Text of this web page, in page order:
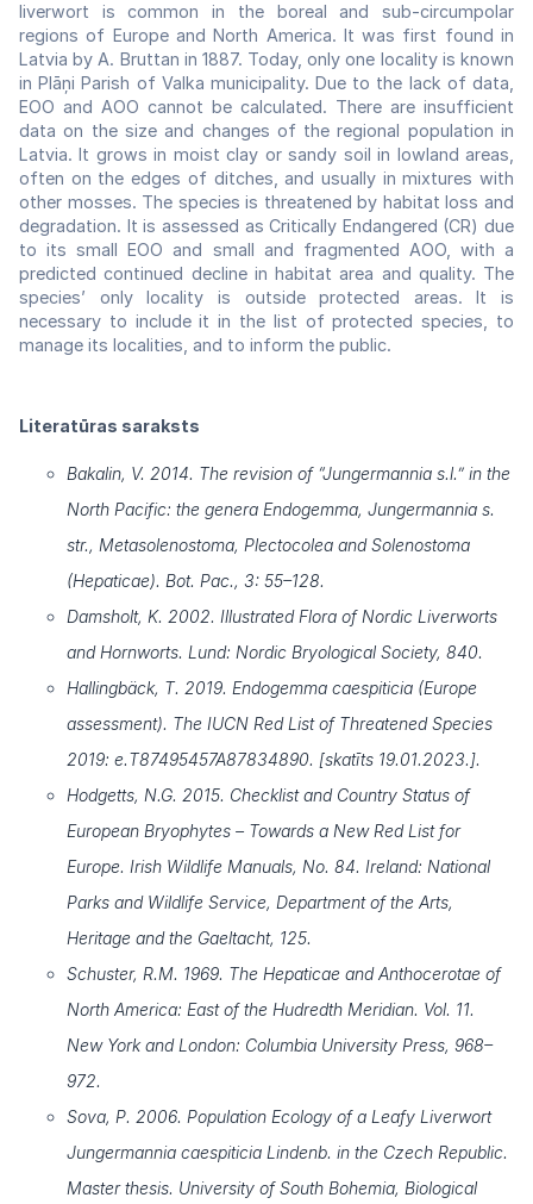
liverwort is common in the boreal and sub-circumpolar
regions of Europe and North America. It was first found in
Latvia by A. Bruttan in 1887. Today, only one locality is known
in Plāņi Parish of Valka municipality. Due to the lack of data,
EOO and AOO cannot be calculated. There are insufficient
data on the size and changes of the regional population in
Latvia. It grows in moist clay or sandy soil in lowland areas,
often on the edges of ditches, and usually in mixtures with
other mosses. The species is threatened by habitat loss and
degradation. It is assessed as Critically Endangered (CR) due
to its small EOO and small and fragmented AOO, with a
predicted continued decline in habitat area and quality. The
species’ only locality is outside protected areas. It is
necessary to include it in the list of protected species, to
manage its localities, and to inform the public.
Literatūras saraksts
Bakalin, V. 2014. The revision of “Jungermannia s.l.” in the
North Pacific: the genera Endogemma, Jungermannia s.
str., Metasolenostoma, Plectocolea and Solenostoma
(Hepaticae). Bot. Pac., 3: 55–128.
Damsholt, K. 2002. Illustrated Flora of Nordic Liverworts
and Hornworts. Lund: Nordic Bryological Society, 840.
Hallingbäck, T. 2019. Endogemma caespiticia (Europe
assessment). The IUCN Red List of Threatened Species
2019: e.T87495457A87834890. [skatīts 19.01.2023.].
Hodgetts, N.G. 2015. Checklist and Country Status of
European Bryophytes – Towards a New Red List for
Europe. Irish Wildlife Manuals, No. 84. Ireland: National
Parks and Wildlife Service, Department of the Arts,
Heritage and the Gaeltacht, 125.
Schuster, R.M. 1969. The Hepaticae and Anthocerotae of
North America: East of the Hudredth Meridian. Vol. 11.
New York and London: Columbia University Press, 968–
972.
Sova, P. 2006. Population Ecology of a Leafy Liverwort
Jungermannia caespiticia Lindenb. in the Czech Republic.
Master thesis. University of South Bohemia, Biological